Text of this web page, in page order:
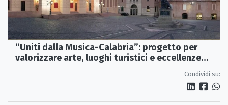
“Uniti dalla Musica-Calabria”: progetto per
valorizzare arte, luoghi turistici e eccellenze
Condividi su: